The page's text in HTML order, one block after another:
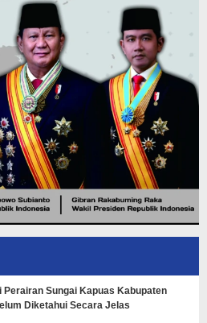
Perairan Sungai Kapuas Kabupaten
Diketahui Secara Jelas